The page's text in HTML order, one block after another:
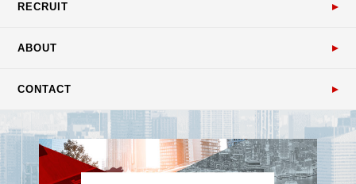
RECRUIT
ABOUT
CONTACT